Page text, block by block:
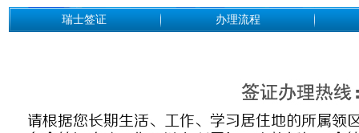
瑞士签证 办理流程